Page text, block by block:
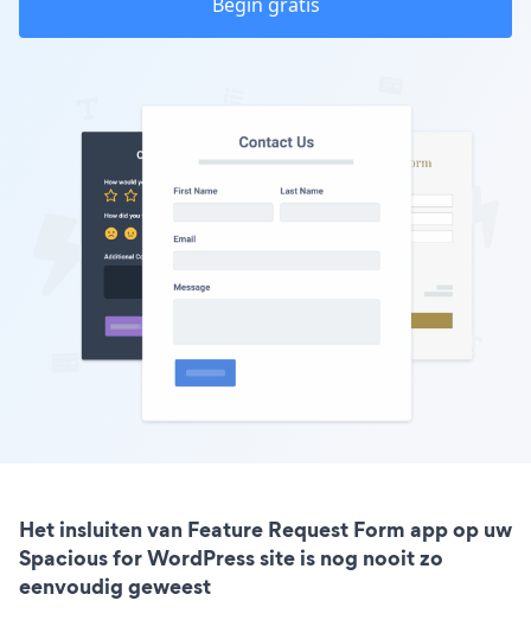
Het insluiten van Feature Request Form app op uw
Spacious for WordPress site is nog nooit zo
eenvoudig geweest